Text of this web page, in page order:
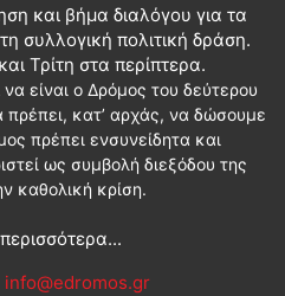
και βήμα διαλόγου για τα
συλλογική πολιτική δράση.
Τρίτη στα περίπτερα.
είναι ο Δρόμος του δεύτερου
κατ’ αρχάς, να δώσουμε
πρέπει ενσυνείδητα και
ως συμβολή διεξόδου της
καθολική κρίση.
info@edromos.gr